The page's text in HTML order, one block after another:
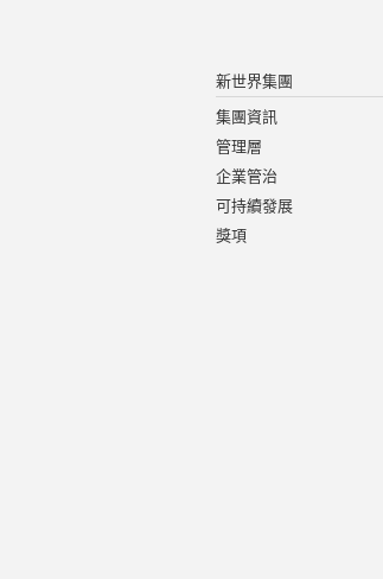
新世界集團
集團資訊
管理層
企業管治
可持續發展
獎項